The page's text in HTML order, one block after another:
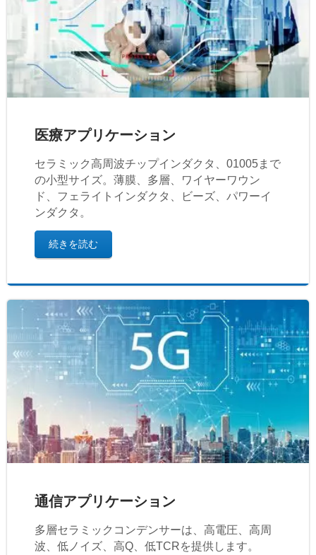
医療アプリケーション
セラミック高周波チップインダクタ、01005まで
の小型サイズ。薄膜、多層、ワイヤーワウン
ド、フェライトインダクタ、ビーズ、パワーイ
ンダクタ。
続きを読む
通信アプリケーション
多層セラミックコンデンサーは、高電圧、高周
波、低ノイズ、高Q、低TCRを提供します。